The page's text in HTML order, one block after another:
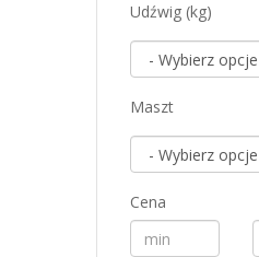
Udźwig (kg)
Maszt
Cena